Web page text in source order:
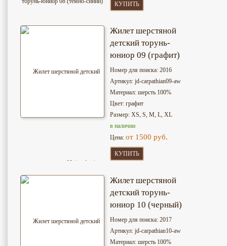
КУПИТЬ
Жилет шерстяной
детский торунь-
юниор 09 (графит)
Номер для поиска: 2016
Артикул: jd-сarpathian09-aw
Материал: шерсть 100%
Цвет: графит
Размер: XS, S, M, L, XL
в наличии
Цена: от 1500 руб.
КУПИТЬ
Жилет шерстяной
детский торунь-
юниор 10 (черный)
Номер для поиска: 2017
Артикул: jd-сarpathian10-aw
Материал: шерсть 100%